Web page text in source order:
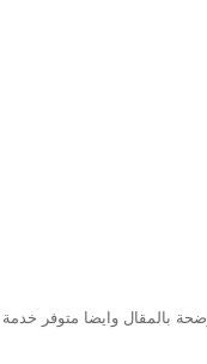
بالمقال وايضا متوفر خدمة